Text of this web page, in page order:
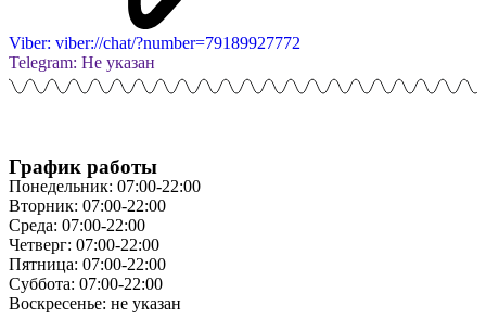
Viber: viber://chat/?number=79189927772
Telegram: Не указан
График работы
Понедельник: 07:00-22:00
Вторник: 07:00-22:00
Среда: 07:00-22:00
Четверг: 07:00-22:00
Пятница: 07:00-22:00
Суббота: 07:00-22:00
Воскресенье: не указан